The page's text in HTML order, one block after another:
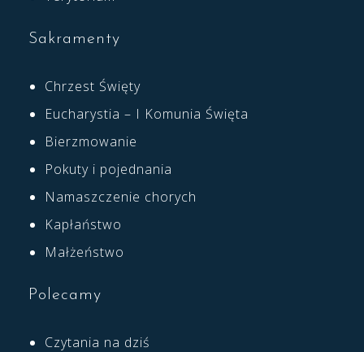
Sakramenty
Chrzest Święty
Eucharystia – I Komunia Święta
Bierzmowanie
Pokuty i pojednania
Namaszczenie chorych
Kapłaństwo
Małżeństwo
Polecamy
Czytania na dziś